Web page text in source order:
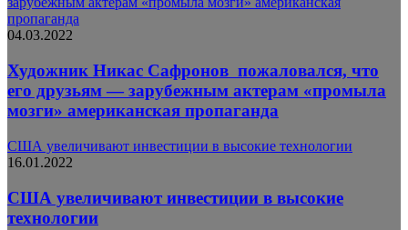
пропаганда
04.03.2022
Художник Никас Сафронов пожаловался, что
его друзьям — зарубежным актерам «промыла
мозги» американская пропаганда
США увеличивают инвестиции в высокие технологии
16.01.2022
США увеличивают инвестиции в высокие
технологии